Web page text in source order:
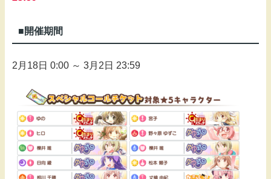
■開催期間
2月18日 0:00 ～ 3月2日 23:59